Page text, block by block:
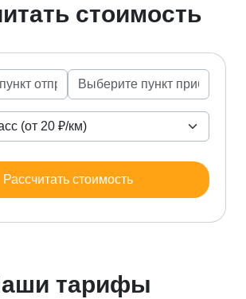
стоимость
Рассчитать стоимость
тарифы